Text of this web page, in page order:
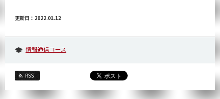
更新日：2022.01.12
情報通信コース
RSS